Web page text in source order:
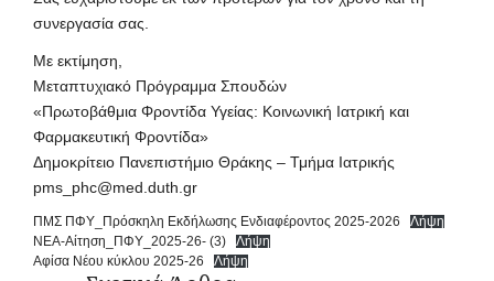
συνεργασία σας.
Με εκτίμηση,
Μεταπτυχιακό Πρόγραμμα Σπουδών
«Πρωτοβάθμια Φροντίδα Υγείας: Κοινωνική Ιατρική και
Φαρμακευτική Φροντίδα»
Δημοκρίτειο Πανεπιστήμιο Θράκης – Τμήμα Ιατρικής
pms_phc@med.duth.gr
ΠΜΣ ΠΦΥ_Πρόσκηλη Εκδήλωσης Ενδιαφέροντος 2025-2026
Λήψη
ΝΕΑ-Αίτηση_ΠΦΥ_2025-26- (3)
Λήψη
Αφίσα Νέου κύκλου 2025-26
Λήψη